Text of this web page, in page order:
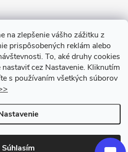
na zlepšenie vášho zážitku z
prispôsobených reklám alebo
To, aké druhy cookies
cez Nastavenie. Kliknutím
s používaním všetkých súborov
Súhlasím
. Všetky práva vyhradené.Upraviť
cookies